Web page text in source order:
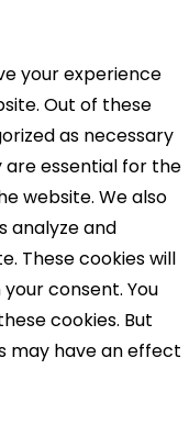
your experience
Out of these
as necessary
essential for the
website. We also
analyze and
These cookies will
consent. You
cookies. But
may have an effect